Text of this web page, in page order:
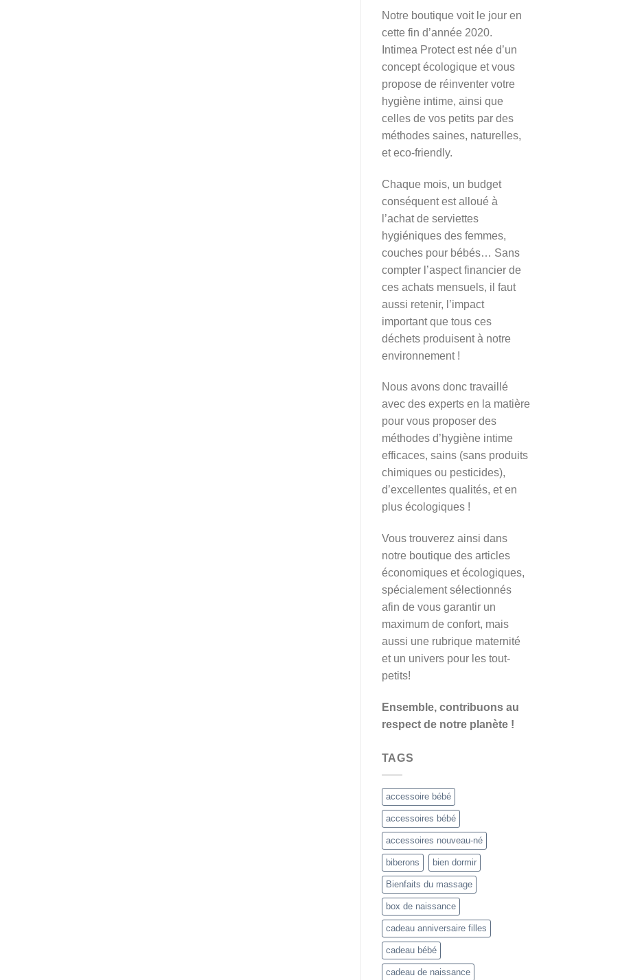
Notre boutique voit le jour en
cette fin d’année 2020.
Intimea Protect est née d’un
concept écologique et vous
propose de réinventer votre
hygiène intime, ainsi que
celles de vos petits par des
méthodes saines, naturelles,
et eco-friendly.
Chaque mois, un budget
conséquent est alloué à
l’achat de serviettes
hygiéniques des femmes,
couches pour bébés… Sans
compter l’aspect financier de
ces achats mensuels, il faut
aussi retenir, l’impact
important que tous ces
déchets produisent à notre
environnement !
Nous avons donc travaillé
avec des experts en la matière
pour vous proposer des
méthodes d’hygiène intime
efficaces, sains (sans produits
chimiques ou pesticides),
d’excellentes qualités, et en
plus écologiques !
Vous trouverez ainsi dans
notre boutique des articles
économiques et écologiques,
spécialement sélectionnés
afin de vous garantir un
maximum de confort, mais
aussi une rubrique maternité
et un univers pour les tout-
petits!
Ensemble, contribuons au
respect de notre planète !
TAGS
accessoire bébé
accessoires bébé
accessoires nouveau-né
biberons bien dormir
Bienfaits du massage
box de naissance
cadeau anniversaire filles
cadeau bébé
cadeau de naissance